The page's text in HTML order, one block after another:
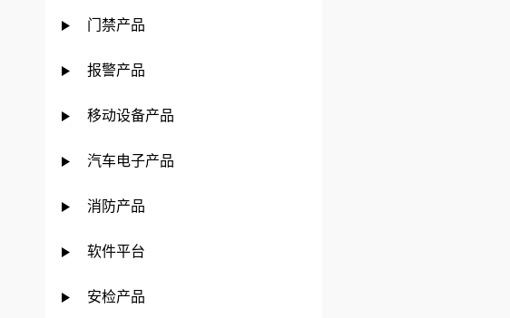
门禁产品
报警产品
移动设备产品
汽车电子产品
消防产品
软件平台
安检产品